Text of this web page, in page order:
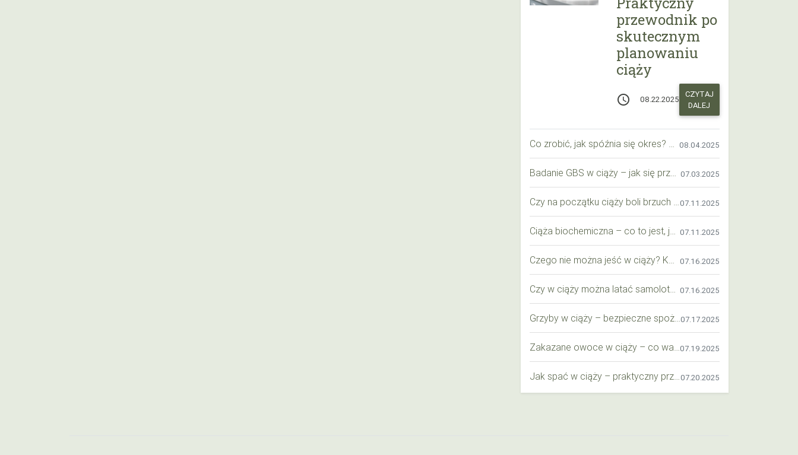
przewodnik po
skutecznym
planowaniu
ciąży
access_time 08.22.2025
CZYTAJ
DALEJ
08.04.2025
07.03.2025
07.11.2025
07.11.2025
07.16.2025
07.16.2025
07.17.2025
07.19.2025
07.20.2025